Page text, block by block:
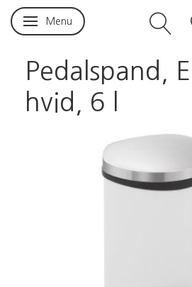
Skifte navigation
Menu
Pedalspand,
hvid, 6 l